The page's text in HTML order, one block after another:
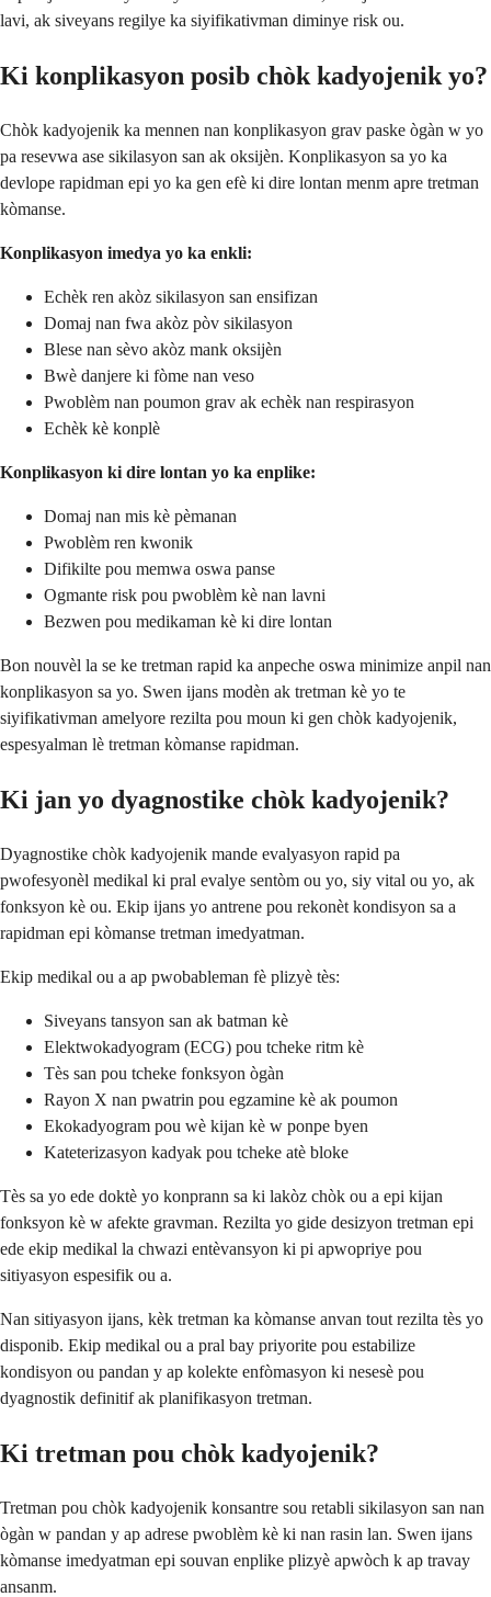
lavi, ak siveyans regilye ka siyifikativman diminye risk ou.
Ki konplikasyon posib chòk kadyojenik yo?
Chòk kadyojenik ka mennen nan konplikasyon grav paske ògàn w yo
pa resevwa ase sikilasyon san ak oksijèn. Konplikasyon sa yo ka
devlope rapidman epi yo ka gen efè ki dire lontan menm apre tretman
kòmanse.
Konplikasyon imedya yo ka enkli:
Echèk ren akòz sikilasyon san ensifizan
Domaj nan fwa akòz pòv sikilasyon
Blese nan sèvo akòz mank oksijèn
Bwè danjere ki fòme nan veso
Pwoblèm nan poumon grav ak echèk nan respirasyon
Echèk kè konplè
Konplikasyon ki dire lontan yo ka enplike:
Domaj nan mis kè pèmanan
Pwoblèm ren kwonik
Difikilte pou memwa oswa panse
Ogmante risk pou pwoblèm kè nan lavni
Bezwen pou medikaman kè ki dire lontan
Bon nouvèl la se ke tretman rapid ka anpeche oswa minimize anpil nan
konplikasyon sa yo. Swen ijans modèn ak tretman kè yo te
siyifikativman amelyore rezilta pou moun ki gen chòk kadyojenik,
espesyalman lè tretman kòmanse rapidman.
Ki jan yo dyagnostike chòk kadyojenik?
Dyagnostike chòk kadyojenik mande evalyasyon rapid pa
pwofesyonèl medikal ki pral evalye sentòm ou yo, siy vital ou yo, ak
fonksyon kè ou. Ekip ijans yo antrene pou rekonèt kondisyon sa a
rapidman epi kòmanse tretman imedyatman.
Ekip medikal ou a ap pwobableman fè plizyè tès:
Siveyans tansyon san ak batman kè
Elektwokadyogram (ECG) pou tcheke ritm kè
Tès san pou tcheke fonksyon ògàn
Rayon X nan pwatrin pou egzamine kè ak poumon
Ekokadyogram pou wè kijan kè w ponpe byen
Kateterizasyon kadyak pou tcheke atè bloke
Tès sa yo ede doktè yo konprann sa ki lakòz chòk ou a epi kijan
fonksyon kè w afekte gravman. Rezilta yo gide desizyon tretman epi
ede ekip medikal la chwazi entèvansyon ki pi apwopriye pou
sitiyasyon espesifik ou a.
Nan sitiyasyon ijans, kèk tretman ka kòmanse anvan tout rezilta tès yo
disponib. Ekip medikal ou a pral bay priyorite pou estabilize
kondisyon ou pandan y ap kolekte enfòmasyon ki nesesè pou
dyagnostik definitif ak planifikasyon tretman.
Ki tretman pou chòk kadyojenik?
Tretman pou chòk kadyojenik konsantre sou retabli sikilasyon san nan
ògàn w pandan y ap adrese pwoblèm kè ki nan rasin lan. Swen ijans
kòmanse imedyatman epi souvan enplike plizyè apwòch k ap travay
ansanm.